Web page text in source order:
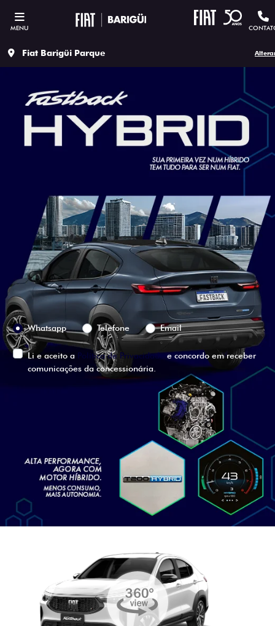
MENU
Fiat Barigüi Parque
ESTOU INTERESSADO
Versão escolhida
Preferência de contato:
Whatsapp
Telefone Email
Li e aceito a Política de Privacidade
e concordo em receber
comunicações da concessionária.
ENTRAR EM CONTATO
VISUALIZE O
VEÍCULO EM
360°